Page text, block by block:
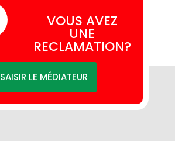
VOUS AVEZ
UNE
RECLAMATION?
SAISIR LE MÉDIATEUR